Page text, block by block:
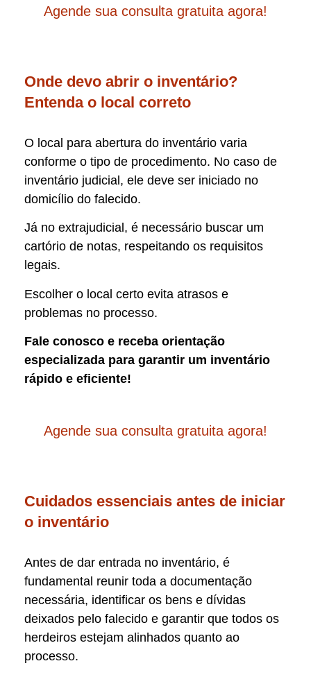
Agende sua consulta gratuita agora!
Onde devo abrir o inventário?
Entenda o local correto
O local para abertura do inventário varia
conforme o tipo de procedimento. No caso de
inventário judicial, ele deve ser iniciado no
domicílio do falecido.
Já no extrajudicial, é necessário buscar um
cartório de notas, respeitando os requisitos
legais.
Escolher o local certo evita atrasos e
problemas no processo.
Fale conosco e receba orientação
especializada para garantir um inventário
rápido e eficiente!
Agende sua consulta gratuita agora!
Cuidados essenciais antes de iniciar
o inventário
Antes de dar entrada no inventário, é
fundamental reunir toda a documentação
necessária, identificar os bens e dívidas
deixados pelo falecido e garantir que todos os
herdeiros estejam alinhados quanto ao
processo.